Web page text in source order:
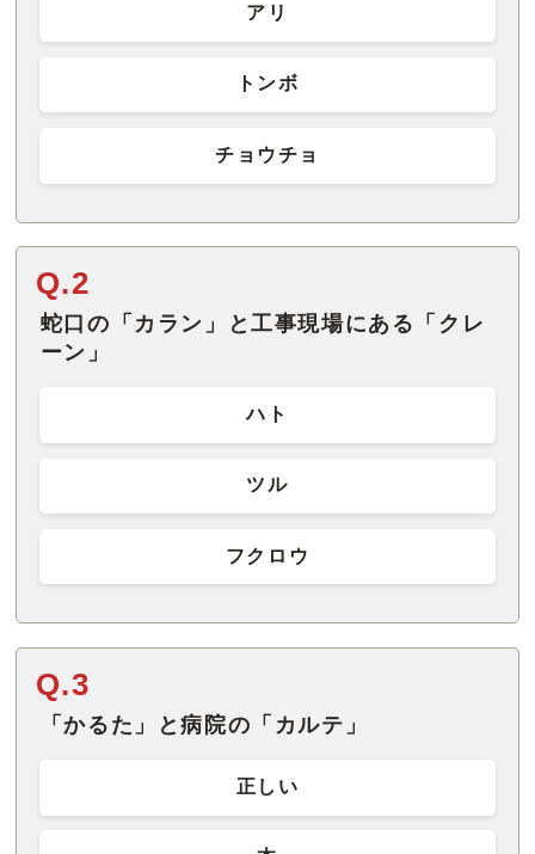
アリ
トンボ
チョウチョ
Q.2
蛇口の「カラン」と工事現場にある「クレ
ーン」
ハト
ツル
フクロウ
Q.3
「かるた」と病院の「カルテ」
正しい